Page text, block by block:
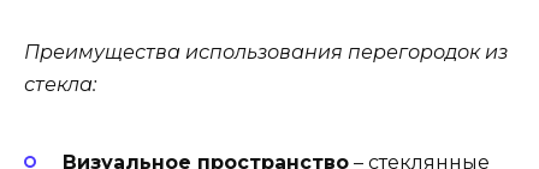
Преимущества использования перегородок из
стекла:
Визуальное пространство – стеклянные